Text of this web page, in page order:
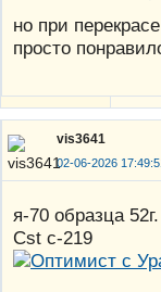
но при
просто
vis3641
02-06-2026
я-70 образца 52г.
Cst с-219